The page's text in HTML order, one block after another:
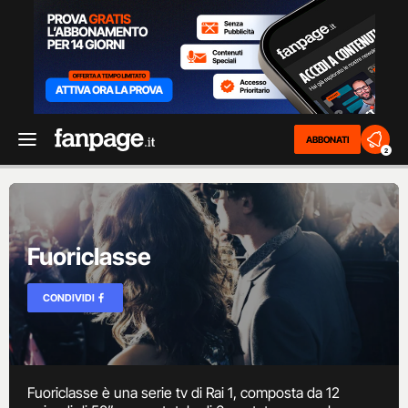
ABBONATI
2
Fuoriclasse
CONDIVIDI
Fuoriclasse è una serie tv di Rai 1, composta da 12